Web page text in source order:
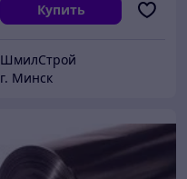
Купить
ШмилСтрой
г. Минск